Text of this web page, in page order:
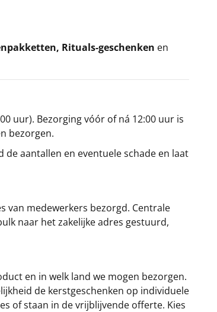
, Rituals-geschenken en
uur). Bezorging vóór of ná 12:00 uur is
bezorgen.
aantallen en eventuele schade en laat
van medewerkers bezorgd. Centrale
naar het zakelijke adres gestuurd,
en in welk land we mogen bezorgen.
de kerstgeschenken op individuele
of staan in de vrijblijvende offerte. Kies